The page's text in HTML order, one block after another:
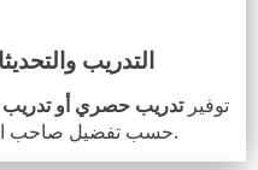
التدريب
توفيرتدريب حصري أو تدريب
حسب تفضيل صاحب المركز.